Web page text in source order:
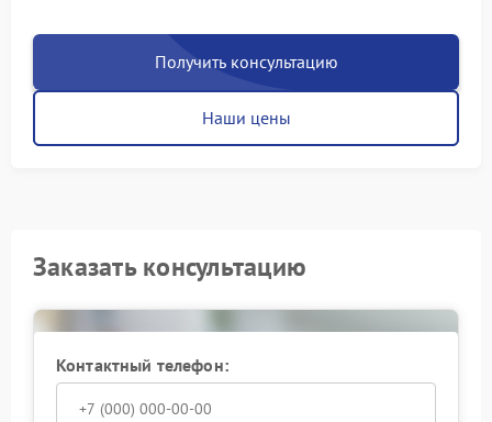
Получить консультацию
Наши цены
Заказать консультацию
Контактный телефон: